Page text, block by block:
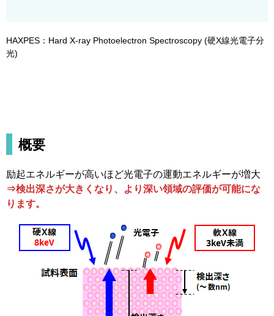
HAXPES：Hard X-ray Photoelectron Spectroscopy (硬X線光電子分
光)
概要
励起エネルギーが高いほど光電子の運動エネルギーが増大
⇒検出深さが大きくなり、より深い領域の評価が可能にな
ります。